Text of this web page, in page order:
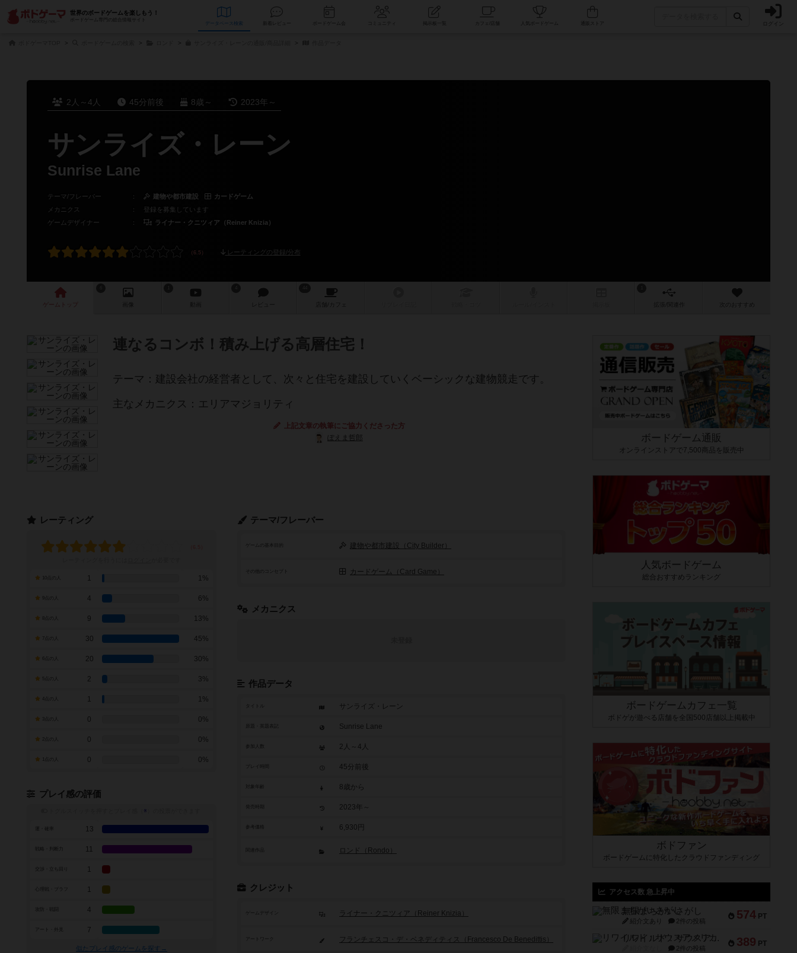
世界のボードゲームを楽しもう！
ボードゲーム専門の総合情報サイト
データベース コミュニティ 人気ボードゲーム ログイン
2人～4人 45分前後 8歳～ 2023年～
サンライズ・レーン
Sunrise Lane
テーマ/フレーバー ： 建物や都市建設
カードゲーム
メカニクス
：
登録を募集しています
ゲームデザイナー
： ライナー・クニツィア（Reiner Knizia）
レーティングの登録/分布
ゲーム 画像 レビュー 店舗/ カフェ 作 次のおすすめ
連なるコンボ！積み上げる高層住宅！
テーマ：建設会社の経営者として、次々と住宅を建設していくベーシックな建物競走です。
主なメカニクス：エリアマジョリティ
上記文章の執筆にご協力くださった方
ぽえま哲郎
テーマ/フレーバー
ゲームの基本目的 建物や都市建設（City Builder）
その他のコンセプト カードゲーム（Card Game）
メカニクス
作品データ
タイトル サンライズ・レーン
Sunrise Lane
参加人数 2人～4人
45分前後
8歳から
2023年～
参考価格 6,930円
関連作品 ロンド（Rondo）
クレジット
ゲームデザイン ライナー・クニツィア（Reiner Knizia）
アートワーク フランチェスコ・デ・ベネディティス（Francesco De Benedittis）
レーティング
1 1%
4 6%
9 13%
7点の人 30 45%
20 30%
2 3%
1 1%
0 0%
0 0%
0 0%
プレイ感の評価
※
13
戦略・判断力 11
1
1
4
アート・外見 7
似たプレイ感のゲームを探す→
ボードゲーム通販
オンラインストアで7,500商品を販売中
人気ボードゲーム
総合おすすめランキング
ボードゲームカフェ一覧
ボドゲが遊べる店舗を全国500店舗以上掲載中
ボドファン
ボードゲームに特化したクラウドファンディング
アクセス数 急上昇中
574 PT
無限まちがいさがし
紹介文あり 2件の投稿
389 PT
リワイルド：サウスアメリカ
2件の投稿